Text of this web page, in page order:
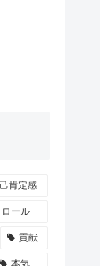
肯定感
ール
貢献